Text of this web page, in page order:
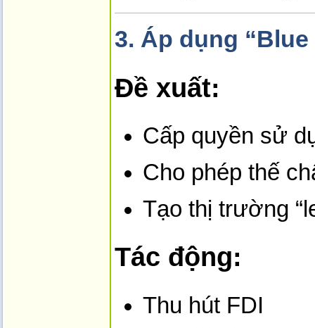
3. Áp dụng
Đề xuất:
Cấp quyền sử
Cho phép thế
Tạo thị trường
Tác động:
Thu hút FDI